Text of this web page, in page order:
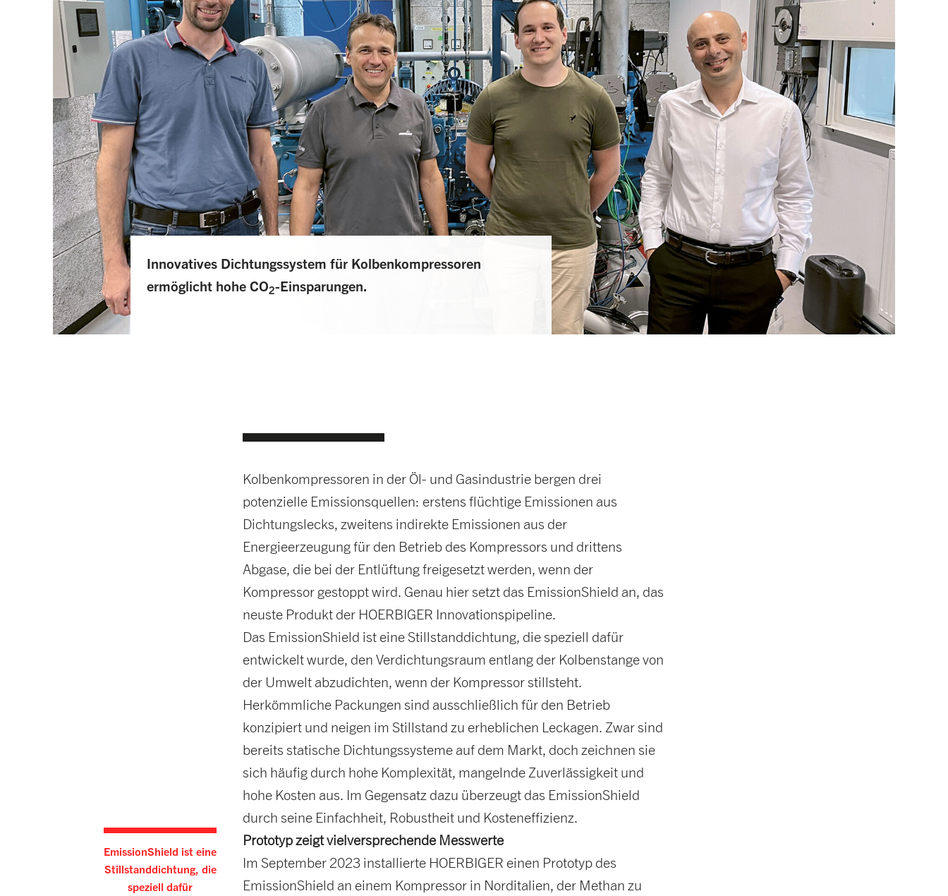
Innovatives Dichtungssystem für Kolbenkompressoren
ermöglicht hohe CO2-Einsparungen.
EmissionShield ist eine
Stillstanddichtung, die
speziell dafür
Kolbenkompressoren in der Öl- und Gasindustrie bergen drei
potenzielle Emissionsquellen: erstens flüchtige Emissionen aus
Dichtungslecks, zweitens indirekte Emissionen aus der
Energieerzeugung für den Betrieb des Kompressors und drittens
Abgase, die bei der Entlüftung freigesetzt werden, wenn der
Kompressor gestoppt wird. Genau hier setzt das EmissionShield an, das
neuste Produkt der HOERBIGER Innovationspipeline.
Das EmissionShield ist eine Stillstanddichtung, die speziell dafür
entwickelt wurde, den Verdichtungsraum entlang der Kolbenstange von
der Umwelt abzudichten, wenn der Kompressor stillsteht.
Herkömmliche Packungen sind ausschließlich für den Betrieb
konzipiert und neigen im Stillstand zu erheblichen Leckagen. Zwar sind
bereits statische Dichtungssysteme auf dem Markt, doch zeichnen sie
sich häufig durch hohe Komplexität, mangelnde Zuverlässigkeit und
hohe Kosten aus. Im Gegensatz dazu überzeugt das EmissionShield
durch seine Einfachheit, Robustheit und Kosteneffizienz.
Prototyp zeigt vielversprechende Messwerte
Im September 2023 installierte HOERBIGER einen Prototyp des
EmissionShield an einem Kompressor in Norditalien, der Methan zu